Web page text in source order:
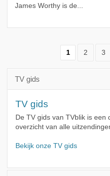
James Worthy is de...
1 2 3
TV gids
TV gids
De TV gids van TVblik is een
overzicht van alle
Bekijk onze TV gids